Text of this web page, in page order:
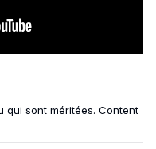
qui sont méritées. Content